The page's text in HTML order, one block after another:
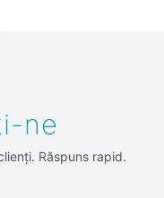
ne
Răspuns rapid.